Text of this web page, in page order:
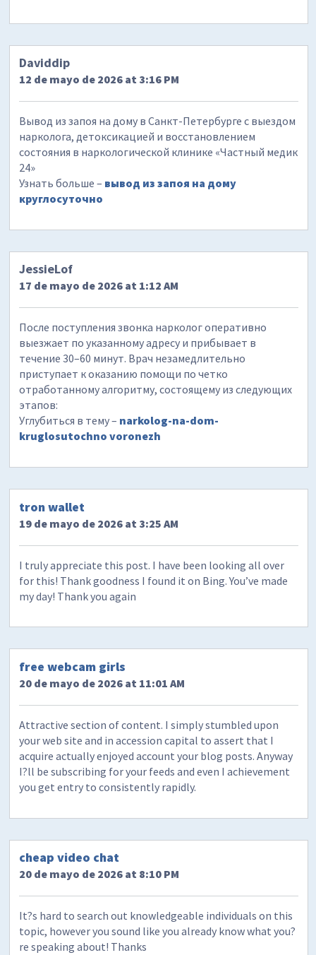
Daviddip
12 de mayo de 2026 at 3:16 PM
Вывод из запоя на дому в Санкт-Петербурге с выездом
нарколога, детоксикацией и восстановлением
состояния в наркологической клинике «Частный медик
24»
Узнать больше – вывод из запоя на дому
круглосуточно
JessieLof
17 de mayo de 2026 at 1:12 AM
После поступления звонка нарколог оперативно
выезжает по указанному адресу и прибывает в
течение 30–60 минут. Врач незамедлительно
приступает к оказанию помощи по четко
отработанному алгоритму, состоящему из следующих
этапов:
Углубиться в тему – narkolog-na-dom-
kruglosutochno voronezh
tron wallet
19 de mayo de 2026 at 3:25 AM
I truly appreciate this post. I have been looking all over
for this! Thank goodness I found it on Bing. You’ve made
my day! Thank you again
free webcam girls
20 de mayo de 2026 at 11:01 AM
Attractive section of content. I simply stumbled upon
your web site and in accession capital to assert that I
acquire actually enjoyed account your blog posts. Anyway
I?ll be subscribing for your feeds and even I achievement
you get entry to consistently rapidly.
cheap video chat
20 de mayo de 2026 at 8:10 PM
It?s hard to search out knowledgeable individuals on this
topic, however you sound like you already know what you?
re speaking about! Thanks